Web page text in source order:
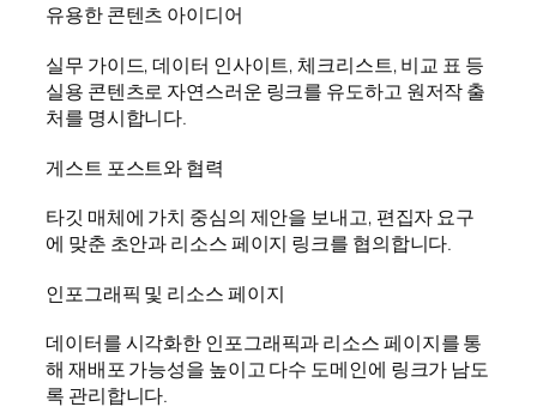
유용한 콘텐츠 아이디어
실무 가이드, 데이터 인사이트, 체크리스트, 비교 표 등
실용 콘텐츠로 자연스러운 링크를 유도하고 원저작 출
처를 명시합니다.
게스트 포스트와 협력
타깃 매체에 가치 중심의 제안을 보내고, 편집자 요구
에 맞춘 초안과 리소스 페이지 링크를 협의합니다.
인포그래픽 및 리소스 페이지
데이터를 시각화한 인포그래픽과 리소스 페이지를 통
해 재배포 가능성을 높이고 다수 도메인에 링크가 남도
록 관리합니다.